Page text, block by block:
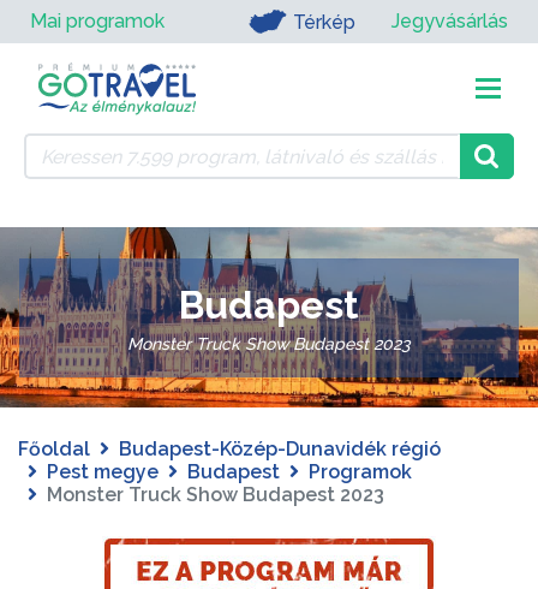
Mai programok Térkép Jegyvásárlás
Budapest
Monster Truck Show Budapest 2023
Főoldal
Budapest-Közép-Dunavidék régió
Pest megye
Budapest
Programok
Monster Truck Show Budapest 2023